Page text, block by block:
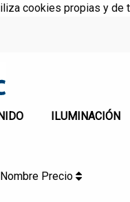
cookies propias y de
ILUMINACIÓN
Nombre Precio